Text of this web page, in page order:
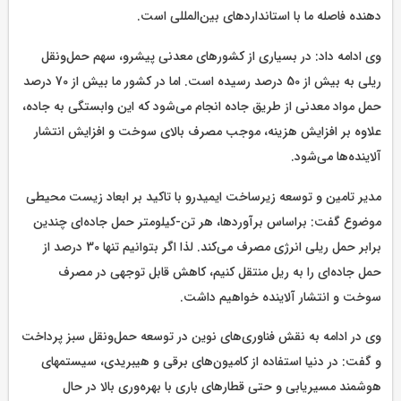
دهنده فاصله ما با استانداردهای بین‌المللی است.
وی ادامه داد: در بسیاری از کشورهای معدنی پیشرو، سهم حمل‌ونقل
ریلی به بیش از 50 درصد رسیده است. اما در کشور ما بیش از 70 درصد
حمل مواد معدنی از طریق جاده انجام می‌شود که این وابستگی به جاده،
علاوه بر افزایش هزینه، موجب مصرف بالای سوخت و افزایش انتشار
آلاینده‌ها می‌شود.
مدیر تامین و توسعه زیرساخت ایمیدرو با تاکید بر ابعاد زیست ‌محیطی
موضوع گفت: براساس برآوردها، هر تن-کیلومتر حمل جاده‌ای چندین
برابر حمل ریلی انرژی مصرف می‌کند. لذا اگر بتوانیم تنها 30 درصد از
حمل جاده‌‌ای را به ریل منتقل کنیم، کاهش قابل توجهی در مصرف
سوخت و انتشار آلاینده خواهیم داشت.
وی در ادامه به نقش فناوری‌های نوین در توسعه حمل‌ونقل سبز پرداخت
و گفت: در دنیا استفاده از کامیون‌های برقی و هیبریدی، سیستمهای
هوشمند مسیر‌یابی و حتی قطارهای باری با بهره‌وری بالا در حال